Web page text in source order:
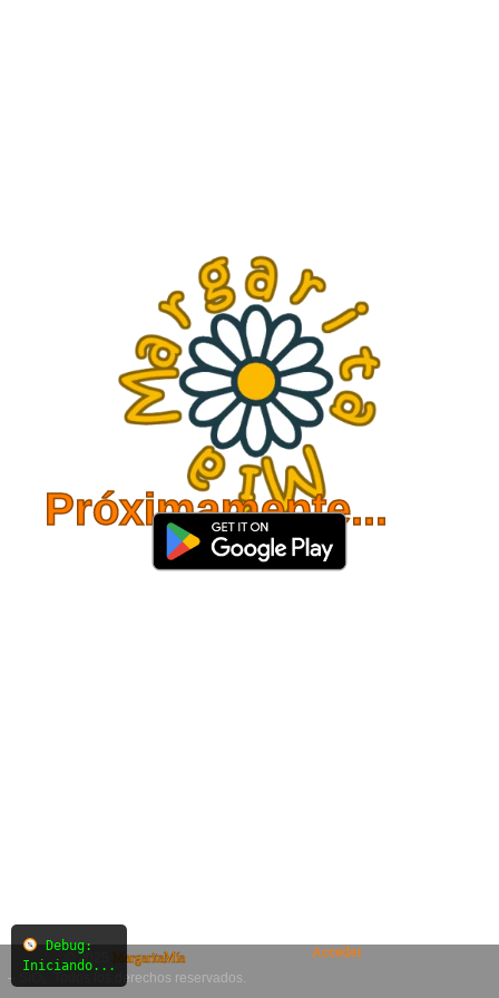
Próximamente...
© 2025
MargaritaMía
– SiO₂. Todos los derechos reservados.
Acceder
Debug:
Iniciando...